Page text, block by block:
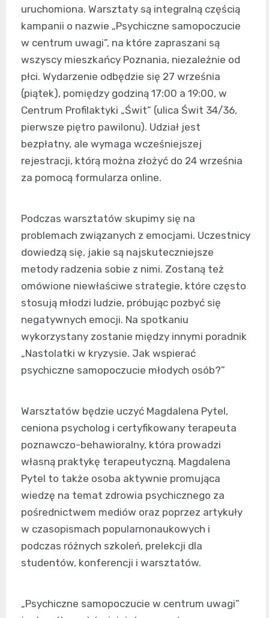
uruchomiona. Warsztaty są integralną częścią
kampanii o nazwie „Psychiczne samopoczucie
w centrum uwagi”, na które zapraszani są
wszyscy mieszkańcy Poznania, niezależnie od
płci. Wydarzenie odbędzie się 27 września
(piątek), pomiędzy godziną 17:00 a 19:00, w
Centrum Profilaktyki „Świt” (ulica Świt 34/36,
pierwsze piętro pawilonu). Udział jest
bezpłatny, ale wymaga wcześniejszej
rejestracji, którą można złożyć do 24 września
za pomocą formularza online.
Podczas warsztatów skupimy się na
problemach związanych z emocjami. Uczestnicy
dowiedzą się, jakie są najskuteczniejsze
metody radzenia sobie z nimi. Zostaną też
omówione niewłaściwe strategie, które często
stosują młodzi ludzie, próbując pozbyć się
negatywnych emocji. Na spotkaniu
wykorzystany zostanie między innymi poradnik
„Nastolatki w kryzysie. Jak wspierać
psychiczne samopoczucie młodych osób?”
Warsztatów będzie uczyć Magdalena Pytel,
ceniona psycholog i certyfikowany terapeuta
poznawczo-behawioralny, która prowadzi
własną praktykę terapeutyczną. Magdalena
Pytel to także osoba aktywnie promująca
wiedzę na temat zdrowia psychicznego za
pośrednictwem mediów oraz poprzez artykuły
w czasopismach popularnonaukowych i
podczas różnych szkoleń, prelekcji dla
studentów, konferencji i warsztatów.
„Psychiczne samopoczucie w centrum uwagi”